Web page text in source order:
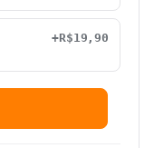
+R$19,90